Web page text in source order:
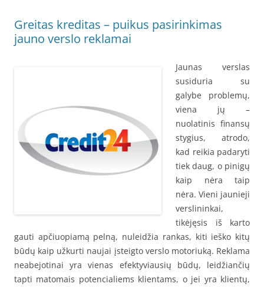
Greitas kreditas – puikus pasirinkimas
jauno verslo reklamai
Jaunas verslas
susiduria su
galybe problemų,
viena jų –
nuolatinis finansų
stygius, atrodo,
kad reikia padaryti
tiek daug, o pinigų
kaip nėra taip
nėra. Vieni jaunieji
verslininkai,
tikėjęsis iš karto
gauti apčiuopiamą pelną, nuleidžia rankas, kiti ieško kitų
būdų kaip užkurti naujai įsteigto verslo motoriuką. Reklama
neabejotinai yra vienas efektyviausių būdų, leidžiančių
tapti matomais potencialiems klientams, o jei yra klientų,